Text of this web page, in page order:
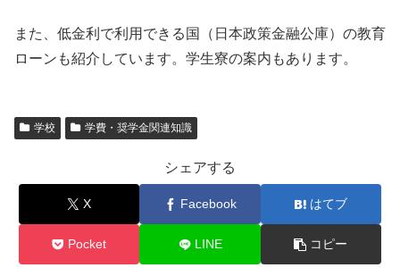
また、低金利で利用できる国（日本政策金融公庫）の教育
ローンも紹介しています。学生寮の案内もあります。
学校 学費・奨学金関連知識
シェアする
X Facebook はてブ
Pocket LINE コピー